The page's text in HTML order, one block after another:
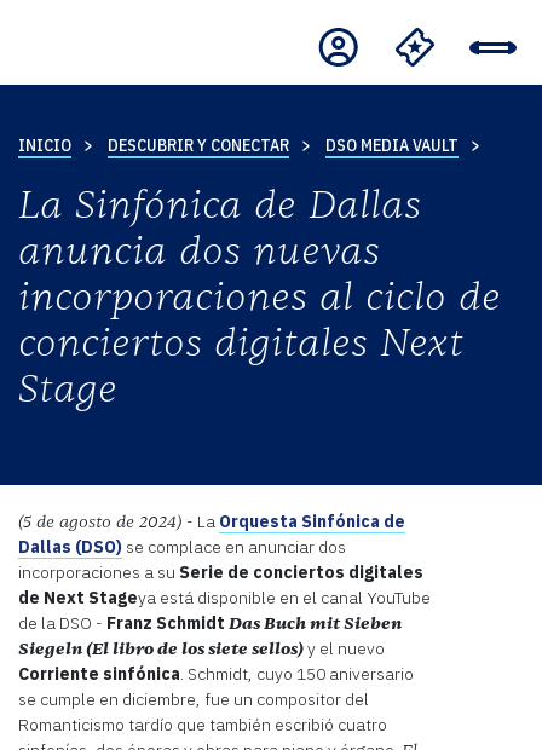
INICIO DESCUBRIR Y CONECTAR DSO MEDIA VAULT
La Sinfónica de Dallas
anuncia dos nuevas
incorporaciones al ciclo de
conciertos digitales Next
Stage
(5 de agosto de 2024) - La Orquesta Sinfónica de
Dallas (DSO) se complace en anunciar dos
incorporaciones a su Serie de conciertos digitales
de Next Stageya está disponible en el canal YouTube
de la DSO - Franz Schmidt Das Buch mit Sieben
Siegeln (El libro de los siete sellos)y el nuevo
Corriente sinfónica. Schmidt, cuyo 150 aniversario
se cumple en diciembre, fue un compositor del
Romanticismo tardío que también escribió cuatro